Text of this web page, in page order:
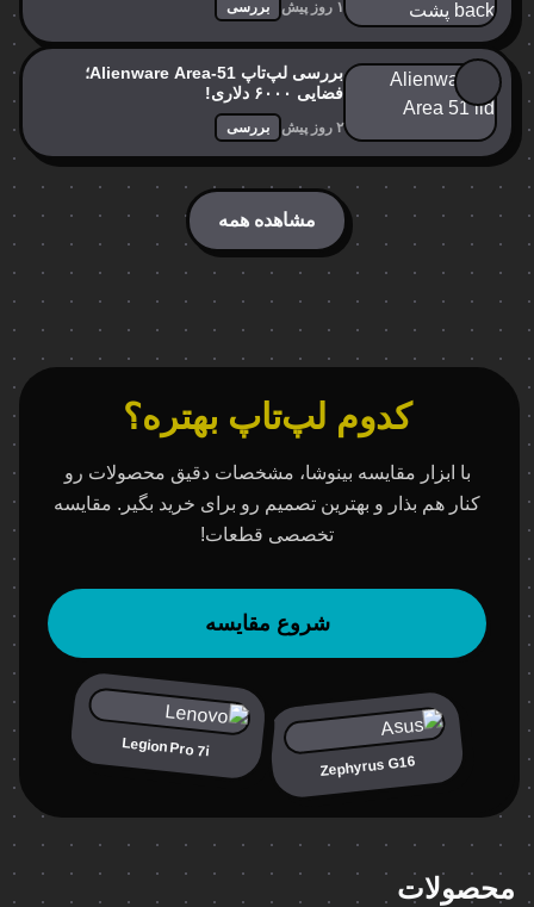
۱ روز پیش بررسی
بررسی لپ‌تاپ Alienware Area-51؛
فضایی ۶۰۰۰ دلاری!
۲ روز پیش بررسی
مشاهده همه
کدوم لپ‌تاپ بهتره؟
با ابزار مقایسه بینوشا، مشخصات دقیق محصولات رو
کنار هم بذار و بهترین تصمیم رو برای خرید بگیر. مقایسه
تخصصی قطعات!
شروع مقایسه
Zephyrus G16
Legion Pro 7i
محصولات